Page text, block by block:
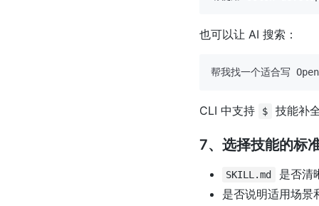
也可以让 AI 搜索：
CLI 中支持 $ 技能补
7、选择技能的标
SKILL.md
是否清
是否说明适用场景